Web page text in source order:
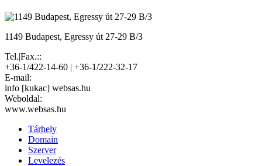
1149 Budapest, Egressy út 27-29 B/3
Tel.|Fax.::
+36-1/422-14-60 | +36-1/222-32-17
E-mail:
info [kukac] websas.hu
Weboldal:
www.websas.hu
Tárhely
Domain
Szerver
Levelezés